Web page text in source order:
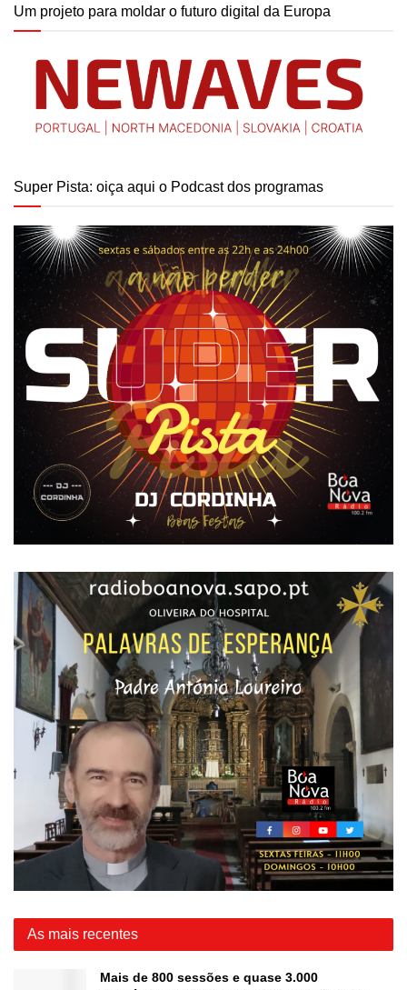
Um projeto para moldar o futuro digital da Europa
Super Pista: oiça aqui o Podcast dos programas
As mais recentes
Mais de 800 sessões e quase 3.000